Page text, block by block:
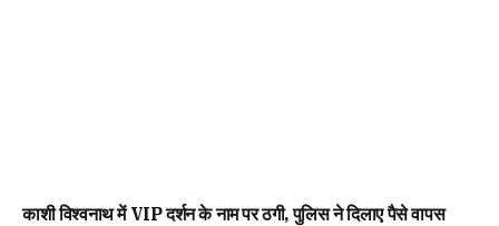
काशी विश्वनाथ में VIP दर्शन के नाम पर ठगी, पुलिस ने दिलाए पैसे वापस